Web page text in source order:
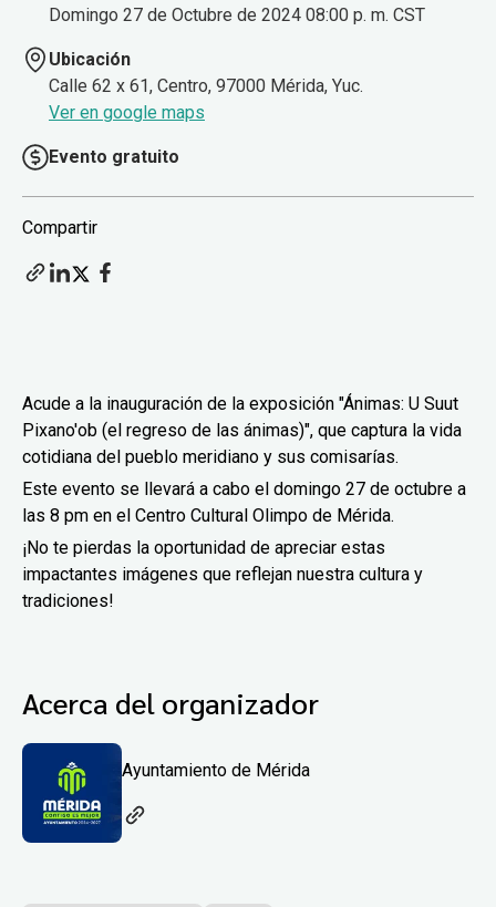
Domingo 27 de Octubre de 2024 08:00 p. m. CST
Ubicación
Calle 62 x 61, Centro, 97000 Mérida, Yuc.
Ver en google maps
Evento gratuito
Compartir
Acude a la inauguración de la exposición "Ánimas: U Suut
Pixano'ob (el regreso de las ánimas)", que captura la vida
cotidiana del pueblo meridiano y sus comisarías.
Este evento se llevará a cabo el domingo 27 de octubre a
las 8 pm en el Centro Cultural Olimpo de Mérida.
¡No te pierdas la oportunidad de apreciar estas
impactantes imágenes que reflejan nuestra cultura y
tradiciones!
Acerca del organizador
Ayuntamiento de Mérida